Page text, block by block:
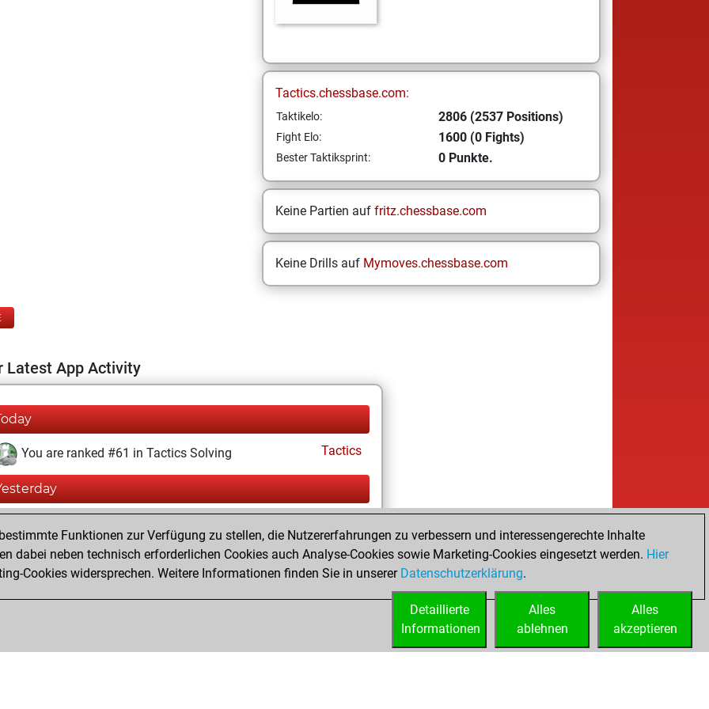
Tactics.chessbase.com:
Taktikelo: 2806 (2537 Positions)
Fight Elo: 1600 (0 Fights)
Bester Taktiksprint: 0 Punkte.
Keine Partien auf fritz.chessbase.com
Keine Drills auf Mymoves.chessbase.com
Latest App Activity
You are ranked #61 in Tactics Solving Tactics
You solved 2149 tactics positions
You achieved an Elo of 2805 in tactics positions
Funktionen zur Verfügung zu stellen, die Nutzererfahrungen zu verbessern und interessengerechte Inhalte
dabei neben technisch erforderlichen Cookies auch Analyse-Cookies sowie Marketing-Cookies eingesetzt werden. Hier
Cookies widersprechen. Weitere Informationen finden Sie in unserer Datenschutzerklärung.
Alles
akzeptieren
Alles
ablehnen
Detaillierte
Informationen